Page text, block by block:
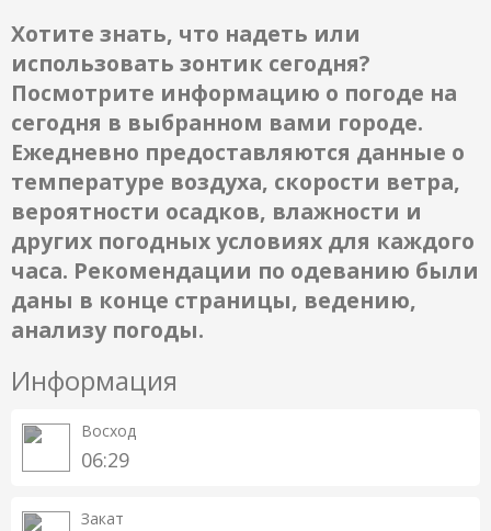
Хотите знать, что надеть или
использовать зонтик сегодня?
Посмотрите информацию о погоде на
сегодня в выбранном вами городе.
Ежедневно предоставляются данные о
температуре воздуха, скорости ветра,
вероятности осадков, влажности и
других погодных условиях для каждого
часа. Рекомендации по одеванию были
даны в конце страницы, ведению,
анализу погоды.
Информация
Восход
06:29
Закат